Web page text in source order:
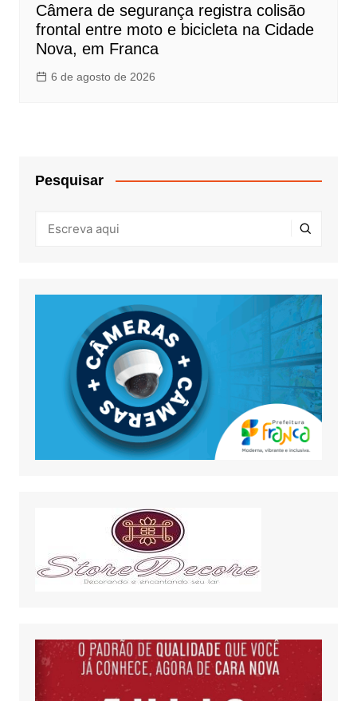
Câmera de segurança registra colisão
frontal entre moto e bicicleta na Cidade
Nova, em Franca
6 de agosto de 2026
Pesquisar